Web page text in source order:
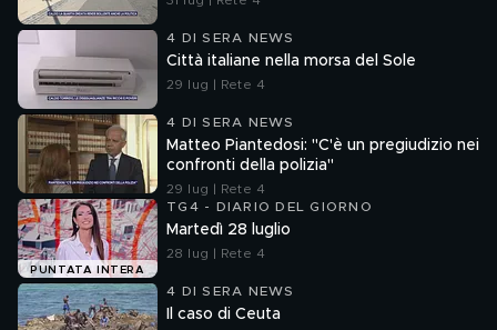
4 DI SERA NEWS
Città italiane nella morsa del Sole
29 lug | Rete 4
4 DI SERA NEWS
Matteo Piantedosi: "C'è un pregiudizio nei
confronti della polizia"
29 lug | Rete 4
PUNTATA INTERA
TG4 - DIARIO DEL GIORNO
Martedì 28 luglio
28 lug | Rete 4
4 DI SERA NEWS
Il caso di Ceuta